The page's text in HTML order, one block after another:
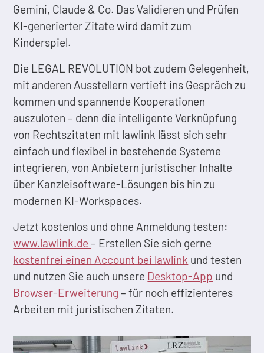
Gemini, Claude & Co. Das Validieren und Prüfen
KI-generierter Zitate wird damit zum
Kinderspiel.
Die LEGAL REVOLUTION bot zudem Gelegenheit,
mit anderen Ausstellern vertieft ins Gespräch zu
kommen und spannende Kooperationen
auszuloten – denn die intelligente Verknüpfung
von Rechtszitaten mit lawlink lässt sich sehr
einfach und flexibel in bestehende Systeme
integrieren, von Anbietern juristischer Inhalte
über Kanzleisoftware-Lösungen bis hin zu
modernen KI-Workspaces.
Jetzt kostenlos und ohne Anmeldung testen:
www.lawlink.de– Erstellen Sie sich gerne
kostenfrei einen Account bei lawlink und testen
und nutzen Sie auch unsere Desktop-App und
Browser-Erweiterung – für noch effizienteres
Arbeiten mit juristischen Zitaten.